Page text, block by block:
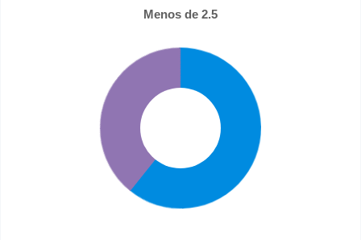
Menos de 2.5